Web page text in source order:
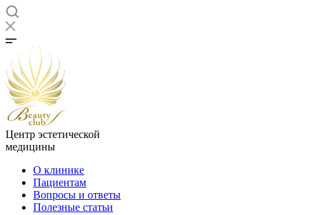
Центр эстетической
медицины
О клинике
Пациентам
Вопросы и ответы
Полезные статьи